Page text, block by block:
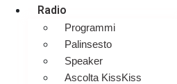
Radio
Programmi
Palinsesto
Speaker
Ascolta KissKiss